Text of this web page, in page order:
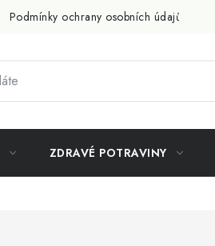
Podmínky ochrany osobních údajů
ZDRAVÉ POTRAVINY